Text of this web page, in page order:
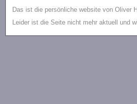
Das ist die persönliche website von Oliver
Leider ist die Seite nicht mehr aktuell und